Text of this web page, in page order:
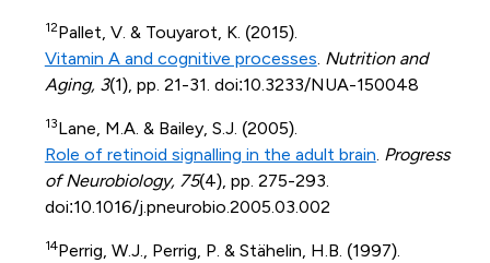
12Pallet, V. & Touyarot, K. (2015).
Vitamin A and cognitive processes Nutrition and
Aging, 3(1), pp. 21-31. doi:10.3233/NUA-150048
13Lane, M.A. & Bailey, S.J. (2005).
Role of retinoid signalling in the adult brain Progress
of Neurobiology, 75(4), pp. 275-293.
doi:10.1016/j.pneurobio.2005.03.002
14Perrig, W.J., Perrig, P. & Stähelin, H.B. (1997).